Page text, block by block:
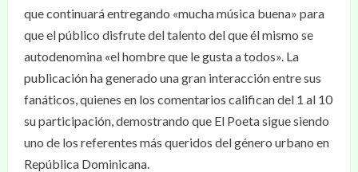
que continuará entregando «mucha música buena» para
que el público disfrute del talento del que él mismo se
autodenomina «el hombre que le gusta a todos». La
publicación ha generado una gran interacción entre sus
fanáticos, quienes en los comentarios califican del 1 al 10
su participación, demostrando que El Poeta sigue siendo
uno de los referentes más queridos del género urbano en
República Dominicana.